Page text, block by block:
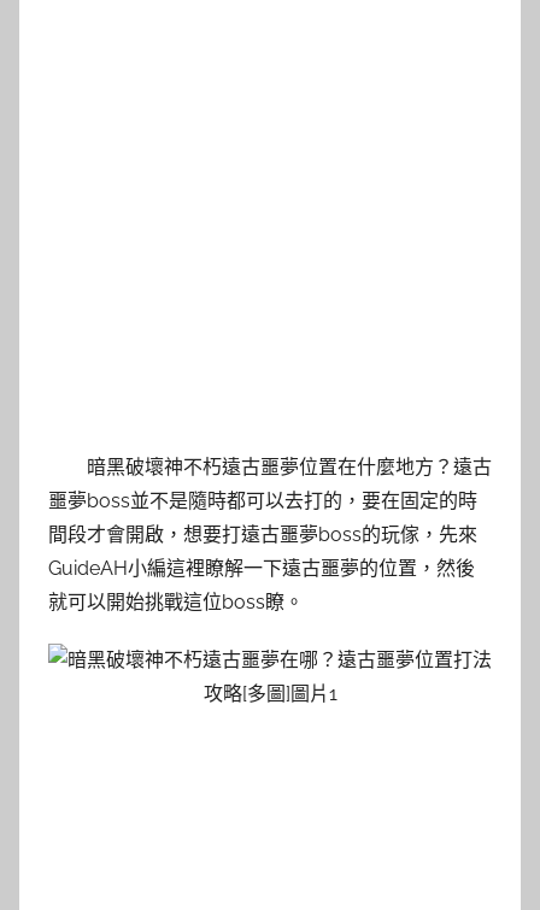
暗黑破壞神不朽遠古噩夢位置在什麼地方？遠古
噩夢boss並不是隨時都可以去打的，要在固定的時
間段才會開啟，想要打遠古噩夢boss的玩傢，先來
GuideAH小編這裡瞭解一下遠古噩夢的位置，然後
就可以開始挑戰這位boss瞭。